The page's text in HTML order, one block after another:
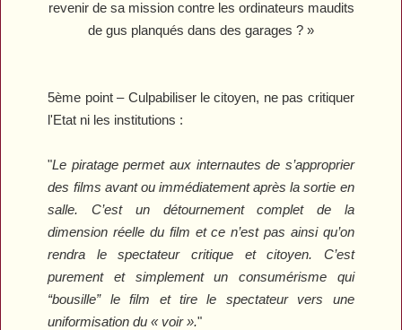
revenir de sa mission contre les ordinateurs maudits
de gus planqués dans des garages ? »
5ème point – Culpabiliser le citoyen, ne pas critiquer
l'Etat ni les institutions :
"Le piratage permet aux internautes de s’approprier
des films avant ou immédiatement après la sortie en
salle. C’est un détournement complet de la
dimension réelle du film et ce n’est pas ainsi qu’on
rendra le spectateur critique et citoyen. C’est
purement et simplement un consumérisme qui
“bousille” le film et tire le spectateur vers une
uniformisation du « voir »."